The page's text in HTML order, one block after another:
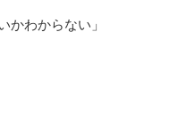
かわからない」